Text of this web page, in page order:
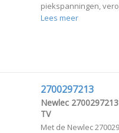
piekspanningen,
Lees meer
2700297213
Newlec
TV
Met de Newlec